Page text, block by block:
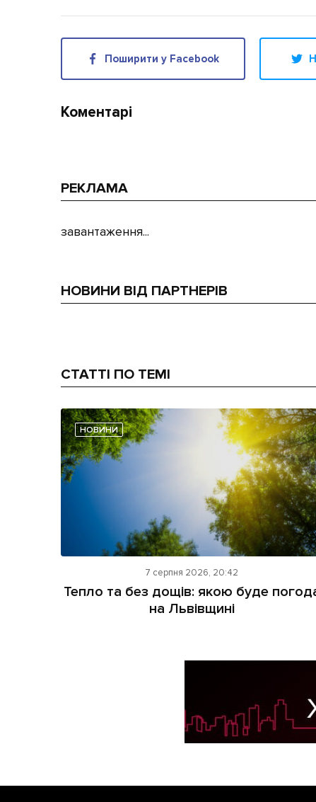
Поширити у Facebook
Коментарі
РЕКЛАМА
завантаження...
НОВИНИ ВІД ПАРТНЕРІВ
СТАТТІ ПО ТЕМІ
НОВИНИ
7 серпня 2026, 20:42
Тепло та без дощів: якою буде
на Львівщині